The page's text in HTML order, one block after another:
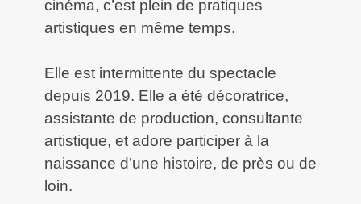
cinéma, c’est plein de pratiques
artistiques en même temps.
Elle est intermittente du spectacle
depuis 2019. Elle a été décoratrice,
assistante de production, consultante
artistique, et adore participer à la
naissance d’une histoire, de près ou de
loin.